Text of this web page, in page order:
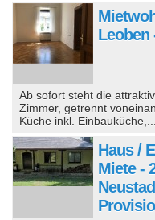
Leoben
Ab sofort steht die
Zimmer, getrennt
Küche inkl. Einbauküche,...
Haus /
Miete -